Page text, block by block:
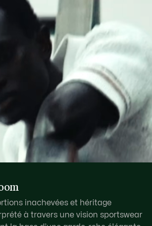
principal zippée
au bas
ton embossé au bas
inachevées et héritage
à travers une vision sportswear